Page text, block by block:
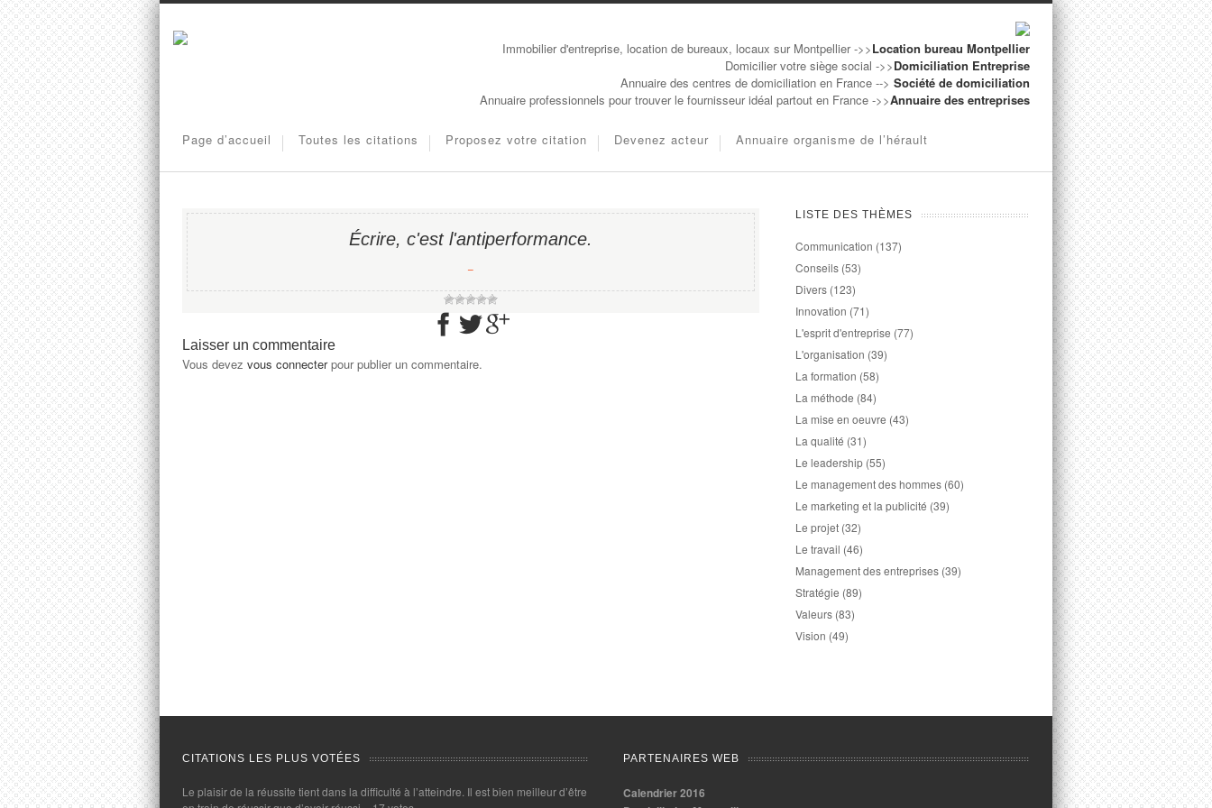
Immobilier d'entreprise, location de bureaux, locaux sur Montpellier ->>Location bureau Montpellier
Domicilier votre siège social ->>Domiciliation Entreprise
Annuaire des centres de domiciliation en France --> Société de domiciliation
Annuaire professionnels pour trouver le fournisseur idéal partout en France ->>Annuaire des entreprises
Page d’accueil Toutes les citations Proposez votre citation Devenez acteur Annuaire organisme de l’hérault
Écrire, c'est l'antiperformance.
−
Laisser un commentaire
Vous devez vous connecterpour publier un commentaire.
LISTE DES THÈMES
Communication (137)
Conseils (53)
Divers (123)
Innovation (71)
L'esprit d'entreprise (77)
L'organisation (39)
La formation (58)
La méthode (84)
La mise en oeuvre (43)
La qualité (31)
Le leadership (55)
Le management des hommes (60)
Le marketing et la publicité (39)
Le projet (32)
Le travail (46)
Management des entreprises (39)
Stratégie (89)
Valeurs (83)
Vision (49)
CITATIONS LES PLUS VOTÉES
Le plaisir de la réussite tient dans la difficulté à l’atteindre. Il est bien meilleur d’être
PARTENAIRES WEB
Calendrier 2016